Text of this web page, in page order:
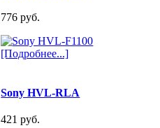
776 pуб.
[Подробнее...]
Sony HVL-RLA
421 pуб.